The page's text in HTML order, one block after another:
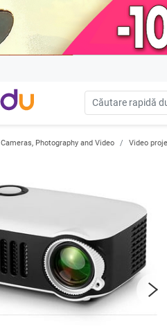
Cameras, Photography and Video Video